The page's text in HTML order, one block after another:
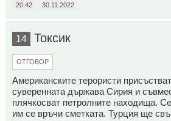
20:42 30.11.2022
14 Токсик
ОТГОВОР
Американските терористи
суверенната държава Сирия и
плячкосват петролните находища.
им се връчи сметката. Турция ще